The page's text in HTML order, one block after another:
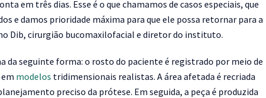
em três dias. Esse é o que chamamos de casos especiais, que
e damos prioridade máxima para que ele possa retornar para a
Dib, cirurgião bucomaxilofacial e diretor do instituto.
da seguinte forma: o rosto do paciente é registrado por meio de
modelos tridimensionais realistas. A área afetada é recriada
preciso da prótese. Em seguida, a peça é produzida